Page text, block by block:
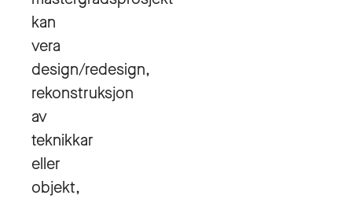
kan
vera
design/redesign,
rekonstruksjon
av
teknikkar
eller
objekt,